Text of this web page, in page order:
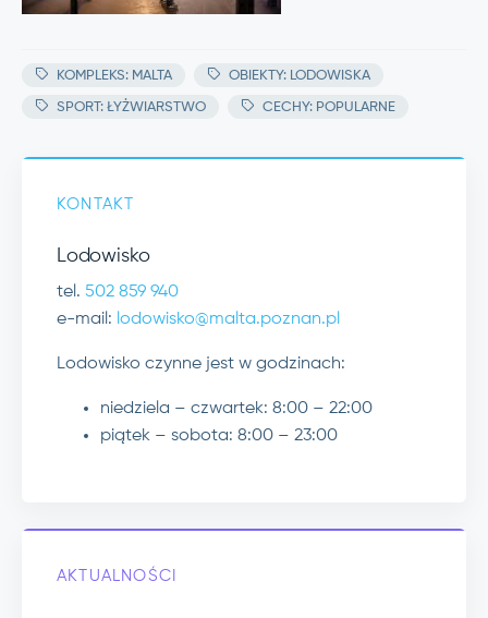
KOMPLEKS: MALTA OBIEKTY: LODOWISKA
SPORT: ŁYŻWIARSTWO CECHY: POPULARNE
KONTAKT
Lodowisko
tel. 502 859 940
e-mail: lodowisko@malta.poznan.pl
Lodowisko czynne jest w godzinach:
niedziela – czwartek: 8:00 – 22:00
piątek – sobota: 8:00 – 23:00
AKTUALNOŚCI